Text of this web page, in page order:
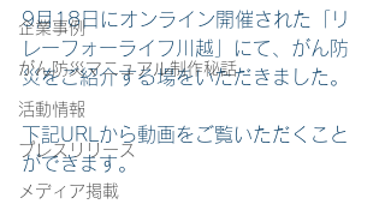
企業事例
がん防災マニュアル制作秘話
活動情報
プレスリリース
メディア掲載
9月18日にオンライン開催された「リ
レーフォーライフ川越」にて、がん防
災をご紹介する場をいただきました。
下記URLから動画をご覧いただくこと
ができます。